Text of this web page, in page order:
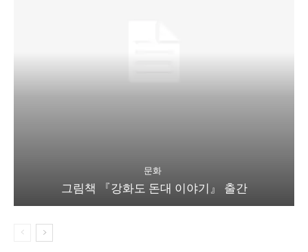
문화
그림책 『강화도 돈대 이야기』 출간